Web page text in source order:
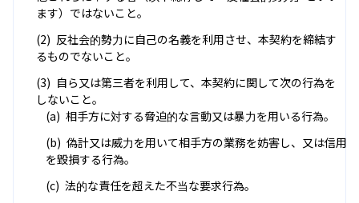
ます）ではないこと。
反社会的勢力に自己の名義を利用させ、本契約を締結す
るものでないこと。
自ら又は第三者を利用して、本契約に関して次の行為を
しないこと。
相手方に対する脅迫的な言動又は暴力を用いる行為。
偽計又は威力を用いて相手方の業務を妨害し、又は信用
を毀損する行為。
法的な責任を超えた不当な要求行為。